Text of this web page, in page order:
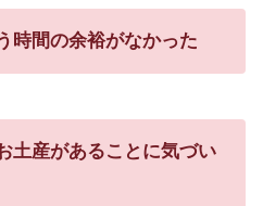
時間の余裕がなかった
土産があることに気づい